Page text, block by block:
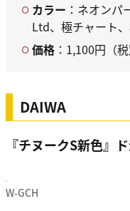
カラー ：ネオンパ
Ltd、極チャート
価格 ：1,100円（税
DAIWA
『チヌークS新色』
W-GCH